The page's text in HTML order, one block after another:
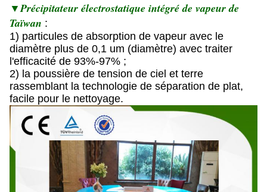
▼Précipitateur électrostatique intégré de vapeur de
Taïwan :
1) particules de absorption de vapeur avec le
diamètre plus de 0,1 um (diamètre) avec traiter
l'efficacité de 93%-97% ;
2) la poussière de tension de ciel et terre
rassemblant la technologie de séparation de plat,
facile pour le nettoyage.